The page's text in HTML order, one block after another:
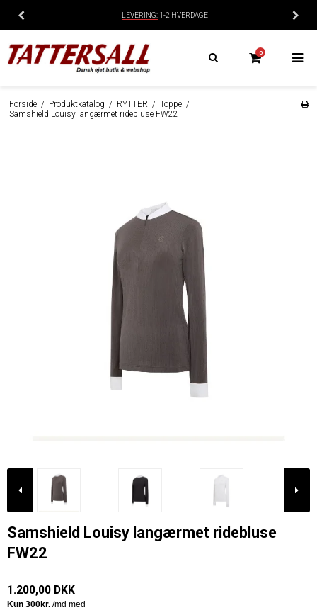
LEVERING: 1-2 HVERDAGE
0
Forside / Produktkatalog / RYTTER / Toppe /
Samshield Louisy langærmet ridebluse FW22
Samshield Louisy langærmet ridebluse
FW22
1.200,00 DKK